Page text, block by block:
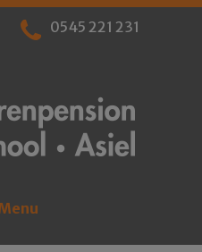
0545 221 231